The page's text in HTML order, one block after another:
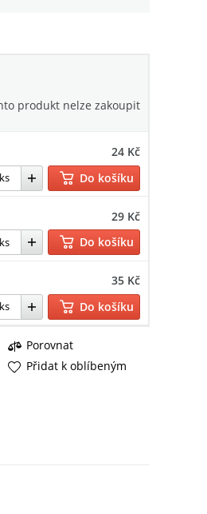
produkt nelze zakoupit
24 Kč
Do košíku
29 Kč
Do košíku
35 Kč
Do košíku
Porovnat
Přidat k oblíbeným